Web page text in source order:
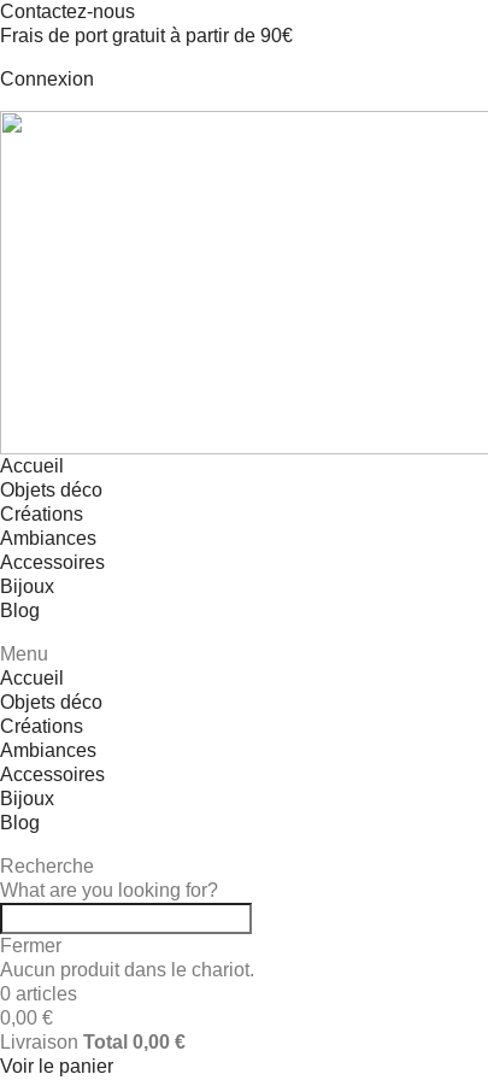
Contactez-nous
Frais de port gratuit à partir de 90€
Connexion
Accueil
Objets déco
Créations
Ambiances
Accessoires
Bijoux
Blog
Menu
Accueil
Objets déco
Créations
Ambiances
Accessoires
Bijoux
Blog
Recherche
What are you looking for?
Fermer
Aucun produit dans le chariot.
0 articles
0,00 €
Livraison Total 0,00 €
Voir le panier